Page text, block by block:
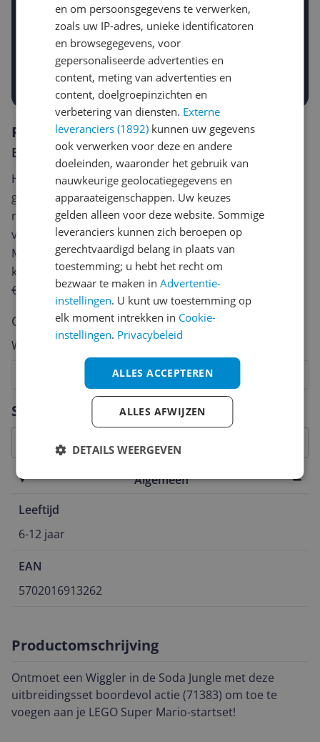
Gewenste daling of bedrag
-5% -10% -15%
Gewenste prijs
Prijsalert aanzetten
Specificaties
Algemeen
Leeftijd
6-12 jaar
EAN
5702016913262
Productomschrijving
Ontmoet een Wiggler in de Soda Jungle met deze
uitbreidingsset boordevol actie (71383) om toe te
voegen aan je LEGO Super Mario-startset!
Reviews
Er zijn nog geen reviews geschreven
Heb jij dit product in bezit en wil je graag je mening
geven? Start dan hieronder met het schrijven van je
review. Afhankelijk van de details duurt het schrijven
van een review gemiddeld tussen de 3 en 10 minuten.
Met jouw mening help je andere bezoekers een betere
keuze te maken én maak je iedere maand kans op
€250,-!
Klik hier voor de actievoorwaarden.
Cijfer
Welk cijfer geef jij dit product?
7
6
5
4
Vraag 1 van 4
en om persoonsgegevens te verwerken,
zoals uw IP-adres, unieke identificatoren
en browsegegevens, voor
gepersonaliseerde advertenties en
content, meting van advertenties en
content, doelgroepinzichten en
verbetering van diensten. Externe
leveranciers (1892) kunnen uw gegevens
ook verwerken voor deze en andere
doeleinden, waaronder het gebruik van
nauwkeurige geolocatiegegevens en
apparaateigenschappen. Uw keuzes
gelden alleen voor deze website. Sommige
leveranciers kunnen zich beroepen op
gerechtvaardigd belang in plaats van
toestemming; u hebt het recht om
bezwaar te maken inAdvertentie-
instellingen. U kunt uw toestemming op
elk moment intrekken in Cookie-
instellingen. Privacybeleid
ALLES ACCEPTEREN
ALLES AFWIJZEN
DETAILS WEERGEVEN